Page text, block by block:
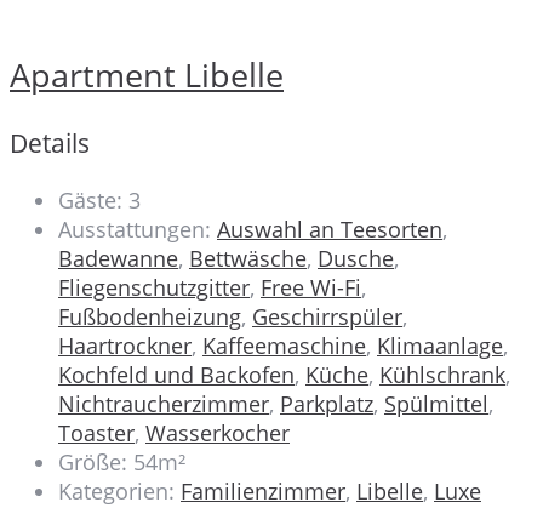
Apartment Libelle
Details
Gäste: 3
Ausstattungen: Auswahl an Teesorten,
Badewanne, Bettwäsche, Dusche,
Fliegenschutzgitter, Free Wi-Fi,
Fußbodenheizung, Geschirrspüler,
Haartrockner, Kaffeemaschine, Klimaanlage,
Kochfeld und Backofen, Küche, Kühlschrank,
Nichtraucherzimmer, Parkplatz, Spülmittel,
Toaster, Wasserkocher
Größe: 54m²
Kategorien: Familienzimmer, Libelle, Luxe